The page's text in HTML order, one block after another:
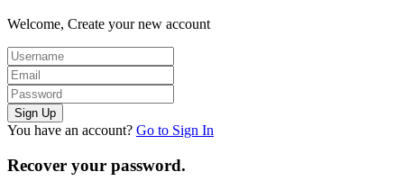
Welcome, Create your new account
You have an account? Go to Sign In
Recover your password.